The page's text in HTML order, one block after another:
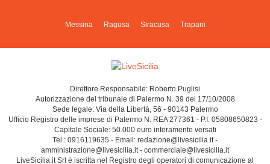
Messina Ragusa Siracusa Trapani
Direttore Responsabile: Roberto Puglisi
Autorizzazione del tribunale di Palermo N. 39 del 17/10/2008
Sede legale: Via della Libertà, 56 - 90143 Palermo
Ufficio Registro delle imprese di Palermo N. REA 277361 - P.I. 05808650823 -
Capitale Sociale: 50.000 euro interamente versati
Tel.: 0916119635 - Email: redazione@livesicilia.it -
amministrazione@livesicilia.it - commerciale@livesicilia.it
LiveSicilia.it Srl è iscritta nel Registro degli operatori di comunicazione al